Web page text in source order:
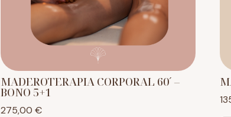
MADEROTERAPIA CORPORAL 60´ –
BONO 5+1
275,00 €